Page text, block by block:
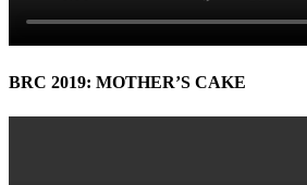
BRC 2019: MOTHER’S CAKE